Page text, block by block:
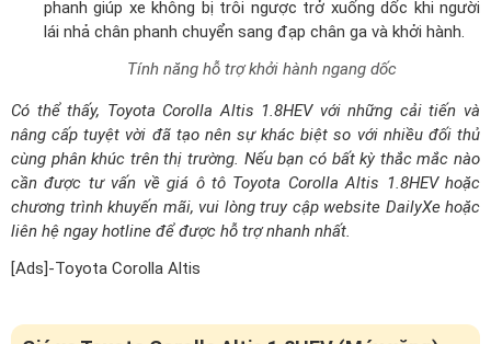
chương trình khuyến mãi, vui lòng truy cập website DailyXe hoặc
liên hệ ngay hotline để được hỗ trợ nhanh nhất.
[Ads]-Toyota Corolla Altis
Giá xe Toyota Corolla Altis 1.8HEV (Máy xăng)
lăn bánh tại các Tỉnh Thành
Mục đích sử dụng
Cá nhân
Nơi đăng ký